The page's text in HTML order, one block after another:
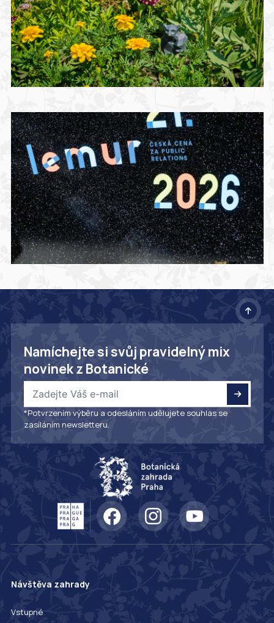
Namíchejte si svůj pravidelný mix
novinek z Botanické
*Potvrzením výběru a odesláním udělujete souhlas se
zasíláním newsletteru.
Návštěva zahrady
Vstupné